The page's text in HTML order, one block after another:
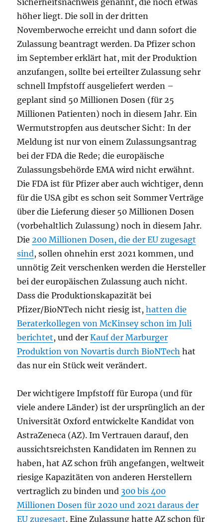
Sicherheitsnachweis genannt, die noch etwas
höher liegt. Die soll in der dritten
Novemberwoche erreicht und dann sofort die
Zulassung beantragt werden. Da Pfizer schon
im September erklärt hat, mit der Produktion
anzufangen, sollte bei erteilter Zulassung sehr
schnell Impfstoff ausgeliefert werden –
geplant sind 50 Millionen Dosen (für 25
Millionen Patienten) noch in diesem Jahr. Ein
Wermutstropfen aus deutscher Sicht: In der
Meldung ist nur von einem Zulassungsantrag
bei der FDA die Rede; die europäische
Zulassungsbehörde EMA wird nicht erwähnt.
Die FDA ist für Pfizer aber auch wichtiger, denn
für die USA gibt es schon seit Sommer Verträge
über die Lieferung dieser 50 Millionen Dosen
(vorbehaltlich Zulassung) noch in diesem Jahr.
Die200 Millionen Dosen, die der EU zugesagt
sind, sollen ohnehin erst 2021 kommen, und
unnötig Zeit verschenken werden die Hersteller
bei der europäischen Zulassung auch nicht.
Dass die Produktionskapazität bei
Pfizer/BioNTech nicht riesig ist,hatten die
Beraterkollegen von McKinsey schon im Juli
berichtet, und derKauf der Marburger
Produktion von Novartis durch BioNTech hat
das nur ein Stück weit verändert.
Der wichtigere Impfstoff für Europa (und für
viele andere Länder) ist der ursprünglich an der
Universität Oxford entwickelte Kandidat von
AstraZeneca (AZ). Im Vertrauen darauf, den
aussichtsreichsten Kandidaten im Rennen zu
haben, hat AZ schon früh angefangen, weltweit
riesige Kapazitäten von anderen Herstellern
vertraglich zu binden und 300 bis 400
Millionen Dosen für 2020 und 2021 daraus der
EU zugesagt. Eine Zulassung hatte AZ schon für